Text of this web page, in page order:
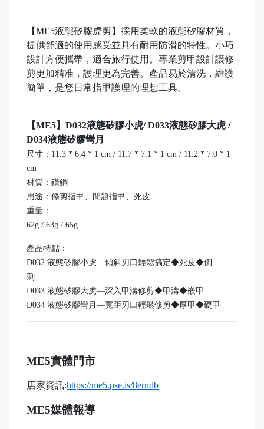
【ME5液態矽膠虎剪】採用柔軟的液態矽膠材質，
提供舒適的使用感受並具有耐用防滑的特性。小巧
設計方便攜帶，適合旅行使用。專業剪甲設計讓修
剪更加精准，護理更為完善。產品易於清洗，維護
簡單，是您日常指甲護理的理想工具。
【ME5】D032液態矽膠小虎/ D033液態矽膠大虎 /
D034液態矽膠彎月
尺寸：11.3 * 6.4 * 1 cm / 11.7 * 7.1 * 1 cm / 11.2 * 7.0 * 1
cm
材質：鑽鋼
用途：修剪指甲、問題指甲、死皮
重量：
62g / 63g / 65g
產品特點：
D032 液態矽膠小虎—傾斜刃口輕鬆搞定◆死皮◆倒
刺
D033 液態矽膠大虎—深入甲溝修剪◆甲溝◆嵌甲
D034 液態矽膠彎月—寬距刃口輕鬆修剪◆厚甲◆硬甲
ME5實體門市
店家資訊:https://me5.pse.is/8erndb
ME5媒體報導